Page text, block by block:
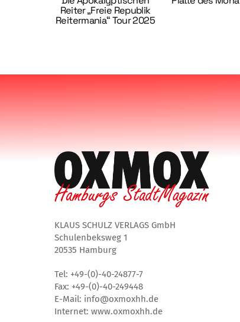
Reiter „Freie Republik
Reitermania“ Tour 2025
KLAUS SCHULZ VERLAGS GmbH
Schulenbeksweg 1
20535 Hamburg
Tel: +49-(0)-40-24877-7
Fax: +49-(0)-40-249448
E-Mail: info@oxmoxhh.de
Internet: www.oxmoxhh.de